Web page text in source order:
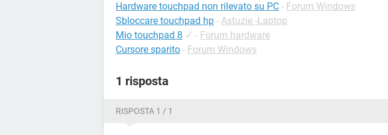
Hardware touchpad non rilevato su PC - Forum Windows
Sbloccare touchpad hp - Astuzie -Laptop
Mio touchpad 8 ✓ - Forum hardware
Cursore sparito - Forum Windows
1 risposta
RISPOSTA 1 / 1